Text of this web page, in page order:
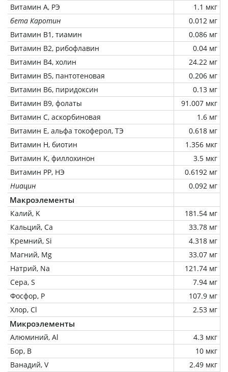
Витамин А, РЭ
1.1 мкг
бета Каротин
0.012 мг
Витамин В1, тиамин
0.086 мг
Витамин В2, рибофлавин
0.04 мг
Витамин В4, холин
24.22 мг
Витамин В5, пантотеновая
0.206 мг
Витамин В6, пиридоксин
0.13 мг
Витамин В9, фолаты
91.007 мкг
Витамин C, аскорбиновая
1.6 мг
Витамин Е, альфа токоферол, ТЭ
0.618 мг
Витамин Н, биотин
1.356 мкг
Витамин К, филлохинон
3.5 мкг
Витамин РР, НЭ
0.6192 мг
Ниацин
0.092 мг
Макроэлементы
Калий, K
181.54 мг
Кальций, Ca
33.78 мг
Кремний, Si
4.318 мг
Магний, Mg
33.07 мг
Натрий, Na
121.74 мг
Сера, S
7.94 мг
Фосфор, P
107.9 мг
Хлор, Cl
2.53 мг
Микроэлементы
Алюминий, Al
4.3 мкг
Бор, B
10 мкг
Ванадий, V
2.49 мкг